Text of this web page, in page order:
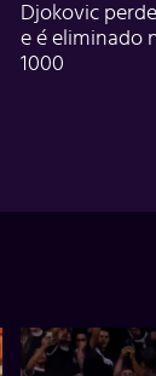
Djokovic
e é eliminado
1000